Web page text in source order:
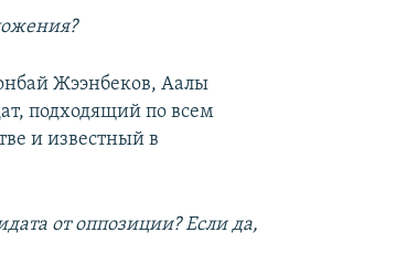
Жээнбеков, Аалы
подходящий по всем
и известный в
от оппозиции? Если да,